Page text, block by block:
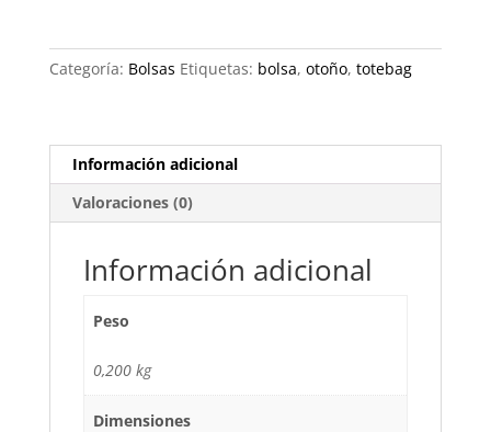
Categoría: Bolsas Etiquetas: bolsa, otoño, totebag
Información adicional
Valoraciones (0)
Información adicional
Peso
0,200 kg
Dimensiones